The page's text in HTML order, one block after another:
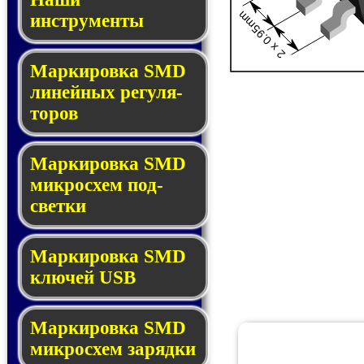
инструменты
Маркировка SMD
ли­ней­ных ре­гу­ля­
то­ров
Маркировка SMD
мик­ро­схем под­
свет­ки
Маркировка SMD
клю­чей USB
Маркировка SMD
мик­рос­хем за­ряд­ки
2 x 0.95mm